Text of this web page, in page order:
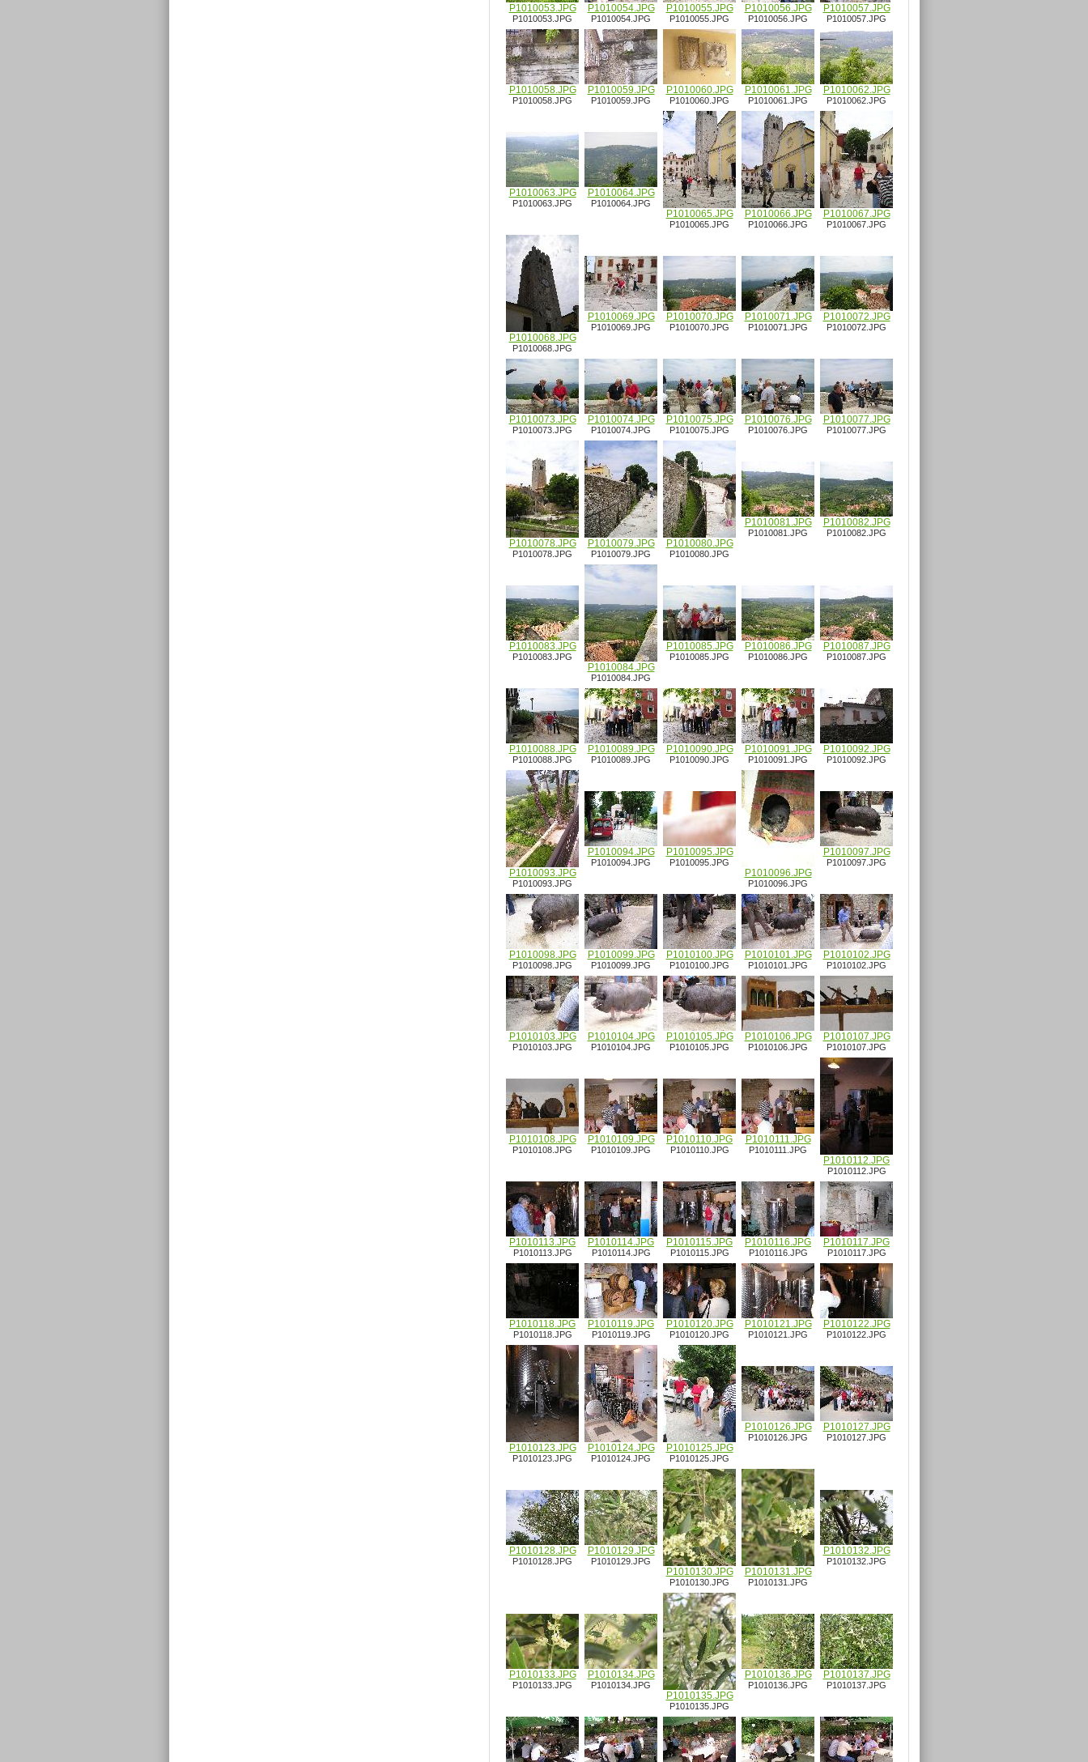
P1010053.JPG
P1010053.JPG
P1010054.JPG
P1010054.JPG
P1010055.JPG
P1010055.JPG
P1010056.JPG
P1010056.JPG
P1010057.JPG
P1010057.JPG
P1010058.JPG
P1010058.JPG
P1010059.JPG
P1010059.JPG
P1010060.JPG
P1010060.JPG
P1010061.JPG
P1010061.JPG
P1010062.JPG
P1010062.JPG
P1010063.JPG
P1010063.JPG
P1010064.JPG
P1010064.JPG
P1010065.JPG
P1010065.JPG
P1010066.JPG
P1010066.JPG
P1010067.JPG
P1010067.JPG
P1010068.JPG
P1010068.JPG
P1010069.JPG
P1010069.JPG
P1010070.JPG
P1010070.JPG
P1010071.JPG
P1010071.JPG
P1010072.JPG
P1010072.JPG
P1010073.JPG
P1010073.JPG
P1010074.JPG
P1010074.JPG
P1010075.JPG
P1010075.JPG
P1010076.JPG
P1010076.JPG
P1010077.JPG
P1010077.JPG
P1010078.JPG
P1010078.JPG
P1010079.JPG
P1010079.JPG
P1010080.JPG
P1010080.JPG
P1010081.JPG
P1010081.JPG
P1010082.JPG
P1010082.JPG
P1010083.JPG
P1010083.JPG
P1010084.JPG
P1010084.JPG
P1010085.JPG
P1010085.JPG
P1010086.JPG
P1010086.JPG
P1010087.JPG
P1010087.JPG
P1010088.JPG
P1010088.JPG
P1010089.JPG
P1010089.JPG
P1010090.JPG
P1010090.JPG
P1010091.JPG
P1010091.JPG
P1010092.JPG
P1010092.JPG
P1010093.JPG
P1010093.JPG
P1010094.JPG
P1010094.JPG
P1010095.JPG
P1010095.JPG
P1010096.JPG
P1010096.JPG
P1010097.JPG
P1010097.JPG
P1010098.JPG
P1010098.JPG
P1010099.JPG
P1010099.JPG
P1010100.JPG
P1010100.JPG
P1010101.JPG
P1010101.JPG
P1010102.JPG
P1010102.JPG
P1010103.JPG
P1010103.JPG
P1010104.JPG
P1010104.JPG
P1010105.JPG
P1010105.JPG
P1010106.JPG
P1010106.JPG
P1010107.JPG
P1010107.JPG
P1010108.JPG
P1010108.JPG
P1010109.JPG
P1010109.JPG
P1010110.JPG
P1010110.JPG
P1010111.JPG
P1010111.JPG
P1010112.JPG
P1010112.JPG
P1010113.JPG
P1010113.JPG
P1010114.JPG
P1010114.JPG
P1010115.JPG
P1010115.JPG
P1010116.JPG
P1010116.JPG
P1010117.JPG
P1010117.JPG
P1010118.JPG
P1010118.JPG
P1010119.JPG
P1010119.JPG
P1010120.JPG
P1010120.JPG
P1010121.JPG
P1010121.JPG
P1010122.JPG
P1010122.JPG
P1010123.JPG
P1010123.JPG
P1010124.JPG
P1010124.JPG
P1010125.JPG
P1010125.JPG
P1010126.JPG
P1010126.JPG
P1010127.JPG
P1010127.JPG
P1010128.JPG
P1010128.JPG
P1010129.JPG
P1010129.JPG
P1010130.JPG
P1010130.JPG
P1010131.JPG
P1010131.JPG
P1010132.JPG
P1010132.JPG
P1010133.JPG
P1010133.JPG
P1010134.JPG
P1010134.JPG
P1010135.JPG
P1010135.JPG
P1010136.JPG
P1010136.JPG
P1010137.JPG
P1010137.JPG